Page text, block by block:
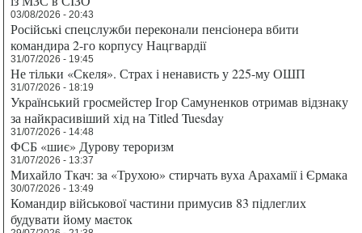
03/08/2026 - 20:43
Російські спецслужби переконали пенсіонера вбити
командира 2-го корпусу Нацгвардії
31/07/2026 - 19:45
Не тільки «Скеля». Страх і ненависть у 225-му ОШП
31/07/2026 - 18:19
Український гросмейстер Ігор Самуненков отримав відзнаку
за найкрасивіший хід на Titled Tuesday
31/07/2026 - 14:48
ФСБ «шиє» Дурову тероризм
31/07/2026 - 13:37
Михайло Ткач: за «Трухою» стирчать вуха Арахамії і Єрмака
30/07/2026 - 13:49
Командир військової частини примусив 83 підлеглих
будувати йому маєток